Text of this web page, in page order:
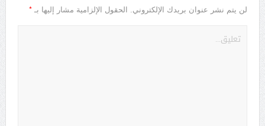
لن يتم نشر عنوان بريدك الإلكتروني. الحقول الإلزامية مشار إليها بـ *